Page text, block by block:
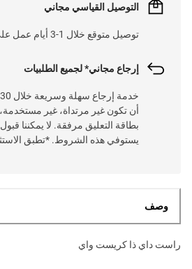
التوصيل القياسي مجاني
توصيل متوقع خلال 1-3 أيام عمل على 300 ريال
إرجاع مجاني* لجميع الطلبيات
أن تكون غير مرتداة، غير
بطاقة التعليق مرفقة. لا يمكننا
يستوفي هذه الشروط. *تطبق
وصف
راست داي ذا كريست واي